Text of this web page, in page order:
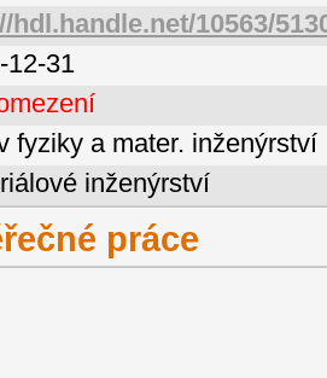
hdl.handle.net/10563/
12-31
fyziky a mater. inženýrství
inženýrství
práce